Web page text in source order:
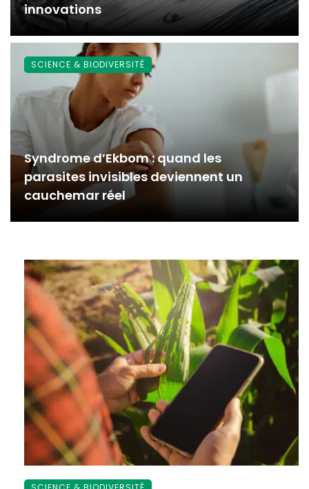
innovations
Syndrome d’Ekbom : quand les
parasites invisibles deviennent un
cauchemar réel
SCIENCE & BIODIVERSITÉ